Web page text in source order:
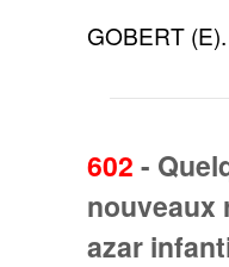
GOBERT
602 -
nouveaux
azar